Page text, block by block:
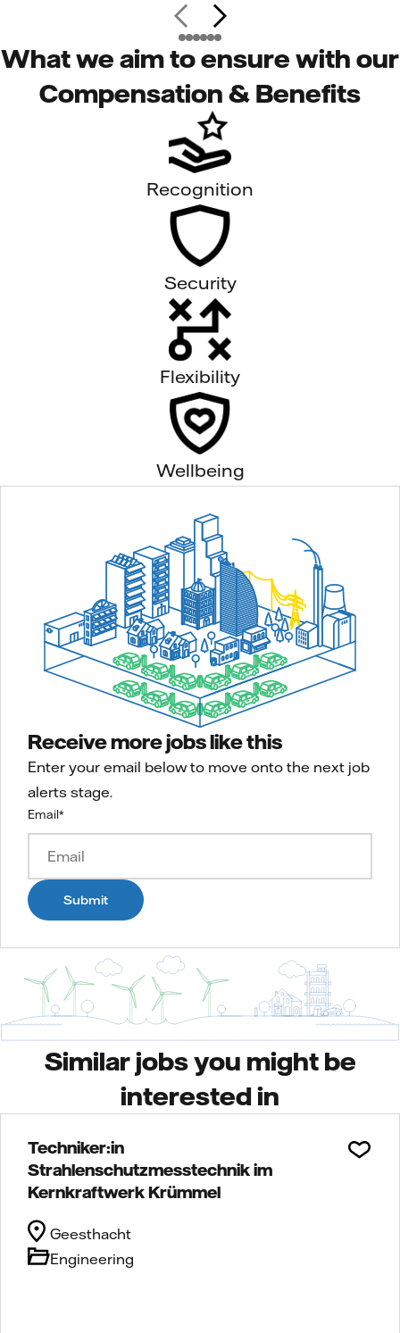
What we aim to ensure with our
Compensation & Benefits
Recognition
Security
Flexibility
Wellbeing
Receive more jobs like this
Enter your email below to move onto the next job
alerts stage.
Email*
Submit
Similar jobs you might be
interested in
Techniker:in
Strahlenschutzmesstechnik im
Kernkraftwerk Krümmel
Engineering
Geesthacht